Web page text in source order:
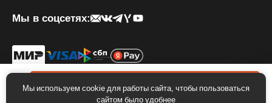
0 ₽ В корзину
© 2026 КОМПЛЕКТИКА. Все права защищены.Политика
Мы в соцсетях:
Мы используем cookie для работы сайта, чтобы пользоваться
сайтом было удобнее